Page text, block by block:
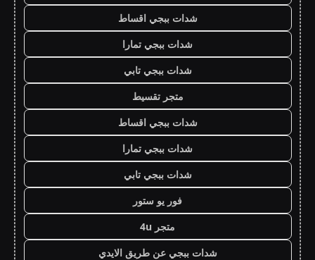
شدات ببجي اقساط
شدات ببجي تمارا
شدات ببجي تابي
متجر تقسيط
شدات ببجي اقساط
شدات ببجي تمارا
شدات ببجي تابي
فور يو ستور
متجر 4u
شدات ببجي عن طريق الايدي